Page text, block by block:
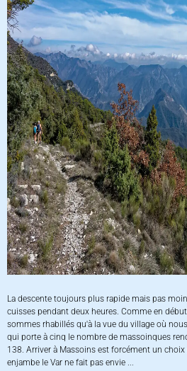
La descente toujours plus rapide mais pas
cuisses pendant deux heures. Comme en
sommes rhabillés qu'à la vue du village où
qui porte à cinq le nombre de massoinques
138. Arriver à Massoins est forcément un
enjambe le Var ne fait pas envie ...